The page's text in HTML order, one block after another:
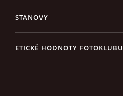
STANOVY
ETICKÉ HODNOTY FOTOKLUBU